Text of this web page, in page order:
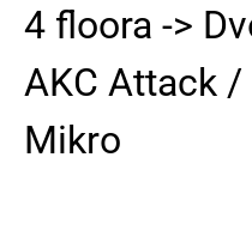
4 floora ->
AKC Attack
Mikro